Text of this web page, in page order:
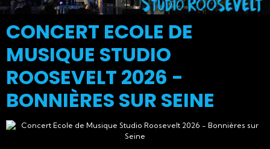
CONCERT ECOLE DE
MUSIQUE STUDIO
ROOSEVELT 2026 -
BONNIÈRES SUR SEINE